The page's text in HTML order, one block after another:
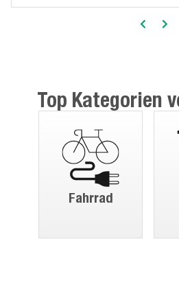
Top Kategorien
Fahrrad